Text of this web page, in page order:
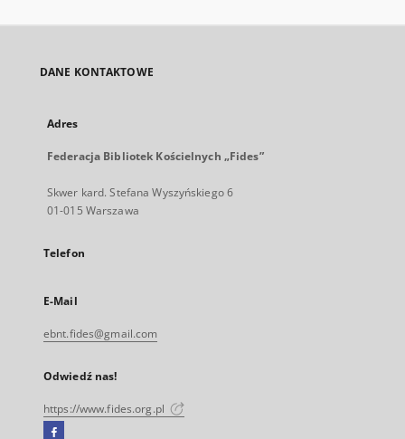
DANE KONTAKTOWE
Adres
Federacja Bibliotek Kościelnych „Fides”
Skwer kard. Stefana Wyszyńskiego 6
01-015 Warszawa
Telefon
E-Mail
ebnt.fides@gmail.com
Odwiedź nas!
https://www.fides.org.pl
Facebook